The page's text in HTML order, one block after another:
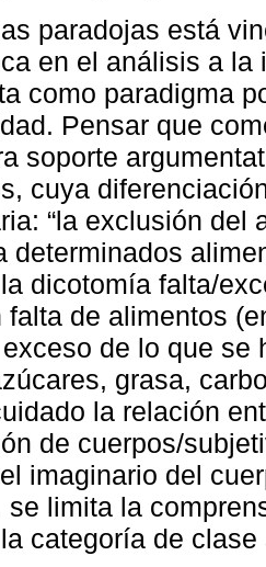
paradojas está
en el análisis a
como paradigma
Pensar que
soporte
cuya
“la exclusión del
determinados
dicotomía falta/
falta de alimentos
de lo que se
grasa,
la relación
de cuerpos/
imaginario del
se limita la
categoría de clase